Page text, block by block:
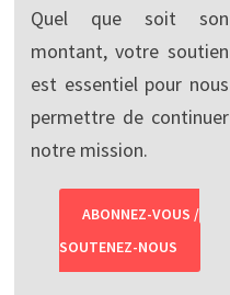
Quel que soit son
montant, votre soutien
est essentiel pour nous
permettre de continuer
notre mission.
ABONNEZ-VOUS /
SOUTENEZ-NOUS